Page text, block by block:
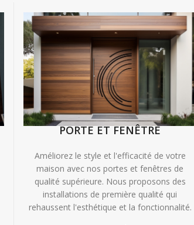
PORTE ET FENÊTRE
Améliorez le style et l'efficacité de votre
maison avec nos portes et fenêtres de
qualité supérieure. Nous proposons des
installations de première qualité qui
rehaussent l'esthétique et la fonctionnalité.